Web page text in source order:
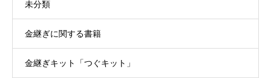
未分類
金継ぎに関する書籍
金継ぎキット「つぐキット」